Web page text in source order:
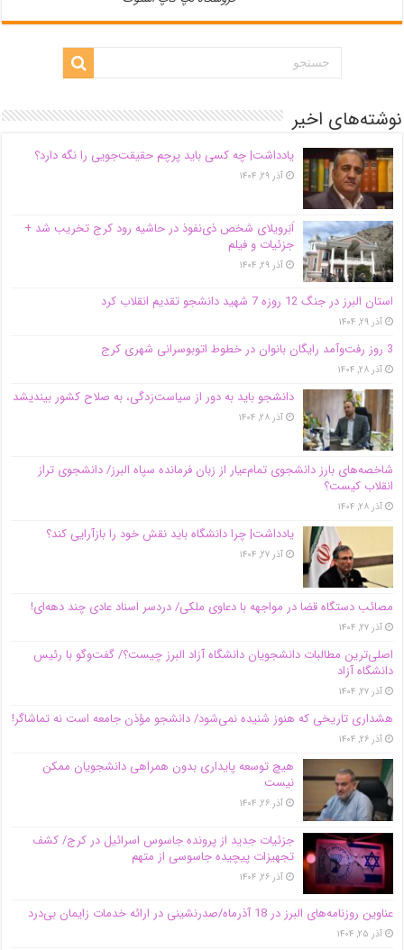
نوشته‌های اخیر
یادداشت| ‌چه کسی باید پرچم حقیقت‌جویی را نگه دارد؟
آذر ۲۹, ۱۴۰۴
اَبَر‌ویلای شخص ذی‌نفوذ در حاشیه‌ رود کرج تخریب شد +
جزئیات و فیلم
آذر ۲۹, ۱۴۰۴
استان البرز در جنگ 12 روزه 7 شهید دانشجو تقدیم انقلاب کرد
آذر ۲۹, ۱۴۰۴
3 روز رفت‌وآمد رایگان بانوان در خطوط اتوبوسرانی شهری کرج
آذر ۲۸, ۱۴۰۴
دانشجو باید به دور از سیاست‌زدگی، به صلاح کشور بیندیشد
آذر ۲۸, ۱۴۰۴
شاخصه‌های بارز دانشجوی تمام‌عیار از زبان فرمانده سپاه البرز/ دانشجوی تراز
انقلاب کیست؟
آذر ۲۸, ۱۴۰۴
یادداشت| چرا دانشگاه باید نقش خود را بازآرایی کند؟
آذر ۲۷, ۱۴۰۴
مصائب دستگاه قضا در مواجهه با دعاوی ملکی/ دردسر اسناد عادی چند‌ دهه‌ای!
آذر ۲۷, ۱۴۰۴
اصلی‌ترین مطالبات دانشجویان دانشگاه آزاد البرز چیست؟/ گفت‌وگو با رئیس
دانشگاه آز‌اد
آذر ۲۷, ۱۴۰۴
هشداری تاریخی که هنوز شنیده نمی‌شود/ دانشجو مؤذن جامعه است نه تماشاگر!
آذر ۲۶, ۱۴۰۴
هیچ توسعه پایداری بدون همراهی دانشجویان ممکن
نیست
آذر ۲۶, ۱۴۰۴
جزئیات جدید از پرونده جاسوس اسرائیل در کرج/‌ کشف
تجهیزات پیچیده جاسوسی از متهم
آذر ۲۶, ۱۴۰۴
عناوین روزنامه‌های البرز در ‌18 آذرماه/صدرنشینی در ارائه خدمات زایمان بی‌درد
آذر ۲۵, ۱۴۰۴